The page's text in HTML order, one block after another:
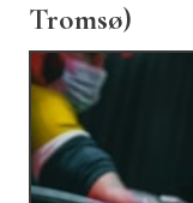
Tromsø)